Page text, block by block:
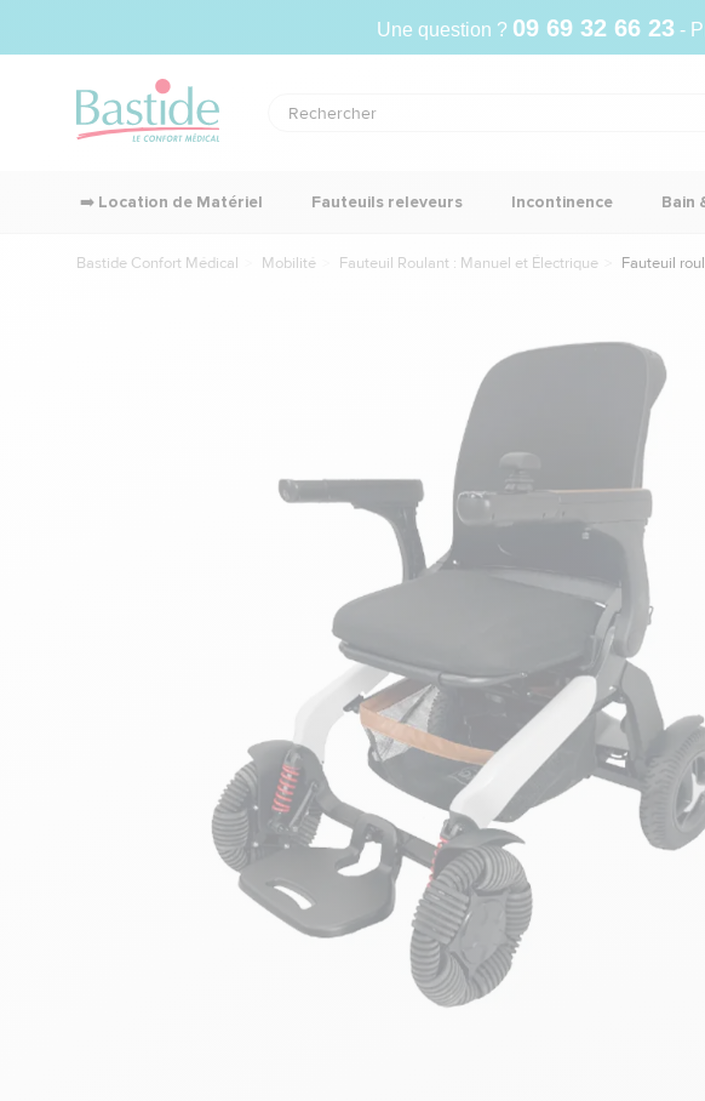
Une question ? 09 69 32 66 23-
➡️ Location de Matériel Fauteuils releveurs Incontinence Bain
Bastide Confort Médical Mobilité Fauteuil Roulant : Manuel et Électrique Fauteuil